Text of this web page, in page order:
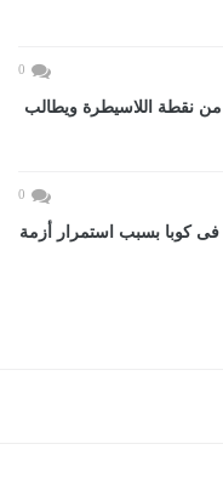
0
نقطة اللاسيطرة ويطالب
0
فى كوبا بسبب استمرار أزمة